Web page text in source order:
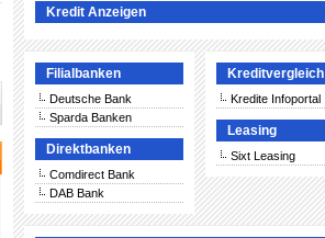
Kredit Anzeigen
Filialbanken
Deutsche Bank
Sparda Banken
Direktbanken
Comdirect Bank
DAB Bank
Kreditvergleich
Kredite Infoportal
Leasing
Sixt Leasing